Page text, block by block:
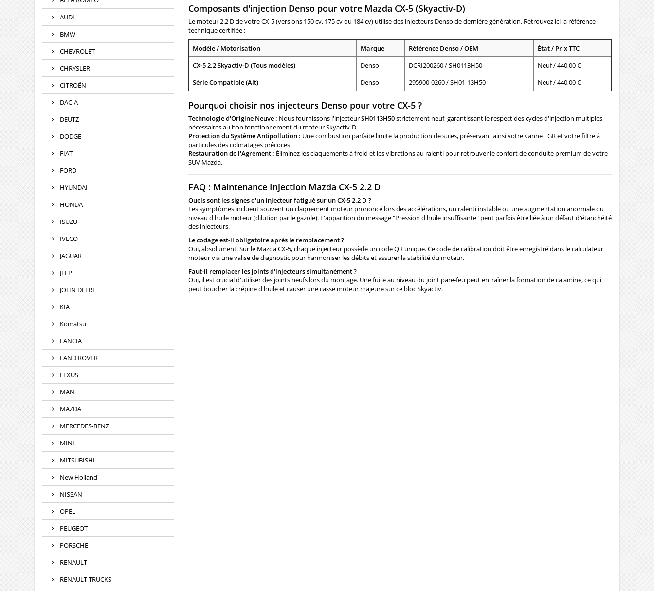
AUDI
BMW
CHEVROLET
CHRYSLER
CITROËN
DACIA
DEUTZ
DODGE
FIAT
FORD
HYUNDAI
HONDA
ISUZU
IVECO
JAGUAR
JEEP
JOHN DEERE
KIA
Komatsu
LANCIA
LAND ROVER
LEXUS
MAN
MAZDA
MERCEDES-BENZ
MINI
MITSUBISHI
New Holland
NISSAN
OPEL
PEUGEOT
PORSCHE
RENAULT
RENAULT TRUCKS
295900-0264 , 295900-0265 ,
295900-0266 , 295900-0267 ,
295900-0268, 295900-0269 Pour
motorisations Mazda 2.0 D , 2.2 D
Pièce d'origine
Composants d'injection Denso pour votre Mazda CX-5 (Skyactiv-D)
Le moteur 2.2 D de votre CX-5 (versions 150 cv, 175 cv ou 184 cv) utilise des injecteurs Denso de dernière génération. Retrouvez ici la référence
technique certifiée :
Modèle / Motorisation Marque Référence Denso / OEM
État / Prix TTC
CX-5 2.2 Skyactiv-D (Tous modèles)
Denso DCRI200260 / SH0113H50
Neuf / 440,00 €
Série Compatible (Alt)
Denso 295900-0260 / SH01-13H50 Neuf / 440,00 €
Pourquoi choisir nos injecteurs Denso pour votre CX-5 ?
Technologie d'Origine Neuve : Nous fournissons l'injecteurSH0113H50strictement neuf, garantissant le respect des cycles d'injection multiples
nécessaires au bon fonctionnement du moteur Skyactiv-D.
Protection du Système Antipollution : Une combustion parfaite limite la production de suies, préservant ainsi votre vanne EGR et votre filtre à
particules des colmatages précoces.
Restauration de l'Agrément : Éliminez les claquements à froid et les vibrations au ralenti pour retrouver le confort de conduite premium de votre
SUV Mazda.
FAQ : Maintenance Injection Mazda CX-5 2.2 D
Quels sont les signes d'un injecteur fatigué sur un CX-5 2.2 D ?
Les symptômes incluent souvent un claquement moteur prononcé lors des accélérations, un ralenti instable ou une augmentation anormale du
niveau d'huile moteur (dilution par le gazole). L'apparition du message "Pression d'huile insuffisante" peut parfois être liée à un défaut d'étanchéité
des injecteurs.
Le codage est-il obligatoire après le remplacement ?
Oui, absolument. Sur le Mazda CX-5, chaque injecteur possède un code QR unique. Ce code de calibration doit être enregistré dans le calculateur
moteur via une valise de diagnostic pour harmoniser les débits et assurer la stabilité du moteur.
Faut-il remplacer les joints d'injecteurs simultanément ?
Oui, il est crucial d'utiliser des joints neufs lors du montage. Une fuite au niveau du joint pare-feu peut entraîner la formation de calamine, ce qui
peut boucher la crépine d'huile et causer une casse moteur majeure sur ce bloc Skyactiv.